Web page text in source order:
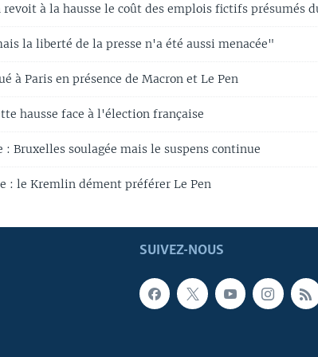
à la hausse le coût des emplois fictifs présumés
la liberté de la presse n'a été aussi menacée"
à Paris en présence de Macron et Le Pen
hausse face à l'élection française
Bruxelles soulagée mais le suspens continue
: le Kremlin dément préférer Le Pen
SUIVEZ-NOUS